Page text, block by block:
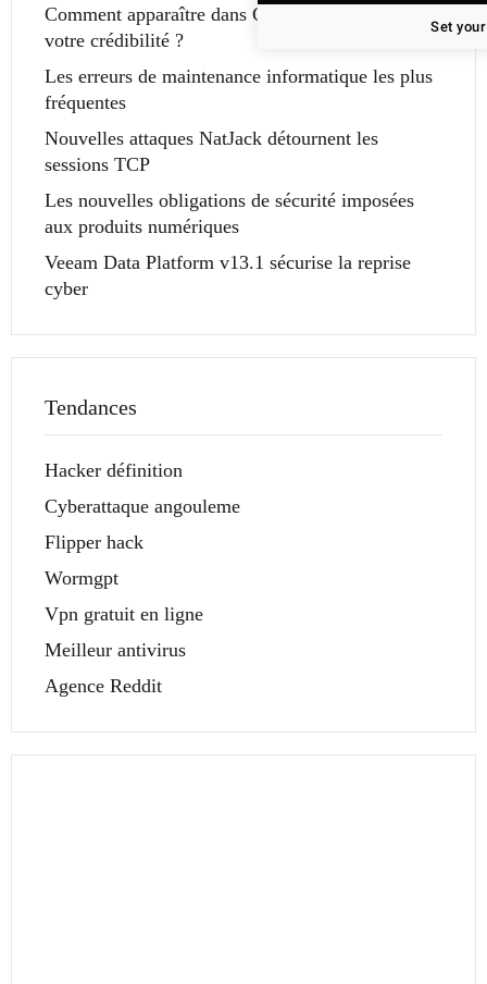
Comment apparaître dans Gemini sans sacrifier
votre crédibilité ?
Les erreurs de maintenance informatique les plus
fréquentes
Nouvelles attaques NatJack détournent les
sessions TCP
Les nouvelles obligations de sécurité imposées
aux produits numériques
Veeam Data Platform v13.1 sécurise la reprise
cyber
Tendances
Hacker définition
Cyberattaque angouleme
Flipper hack
Wormgpt
Vpn gratuit en ligne
Meilleur antivirus
Agence Reddit
Set